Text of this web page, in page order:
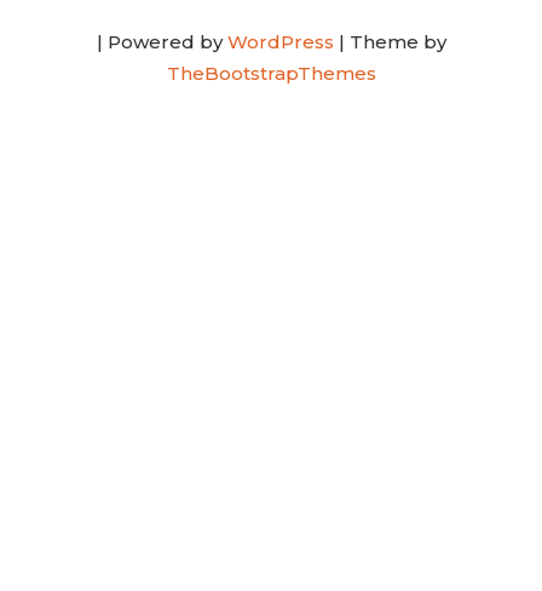
| Powered byWordPress | Theme by
TheBootstrapThemes